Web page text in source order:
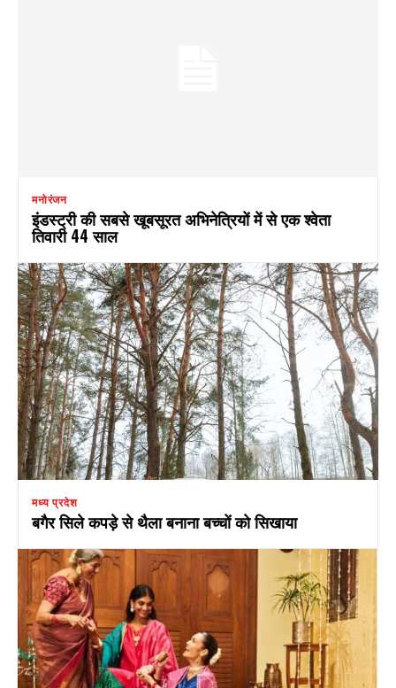
मनोरंजन
इंडस्ट्री की सबसे खूबसूरत अभिनेत्रियों में से एक श्वेता
तिवारी 44 साल
मध्य प्रदेश
बगैर सिले कपड़े से थैला बनाना बच्चों को सिखाया